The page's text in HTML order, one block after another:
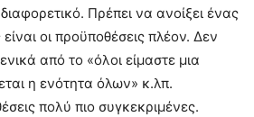
Πρέπει να ανοίξει ένας
οι προϋποθέσεις πλέον. Δεν
από το «όλοι είμαστε μια
η ενότητα όλων» κ.λπ.
πολύ πιο συγκεκριμένες.